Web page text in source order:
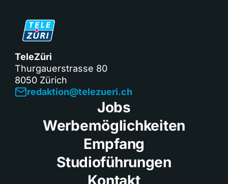
TeleZüri
Thurgauerstrasse 80
8050 Zürich
redaktion@telezueri.ch
Jobs
Werbemöglichkeiten
Empfang
Studioführungen
Kontakt